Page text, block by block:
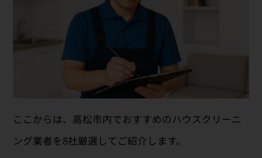
ここからは、高松市内でおすすめのハウスクリーニ
ング業者を8社厳選してご紹介します。